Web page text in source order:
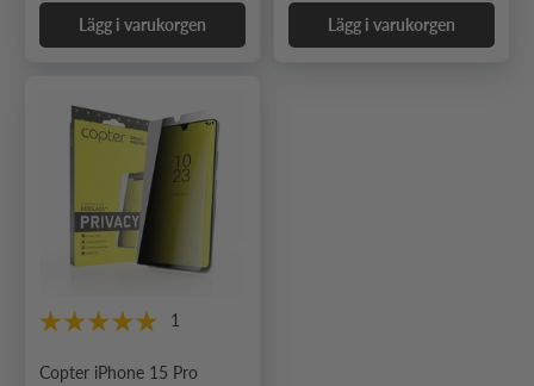
Lägg i varukorgen Lägg i varukorgen
1
Copter iPhone 15 Pro